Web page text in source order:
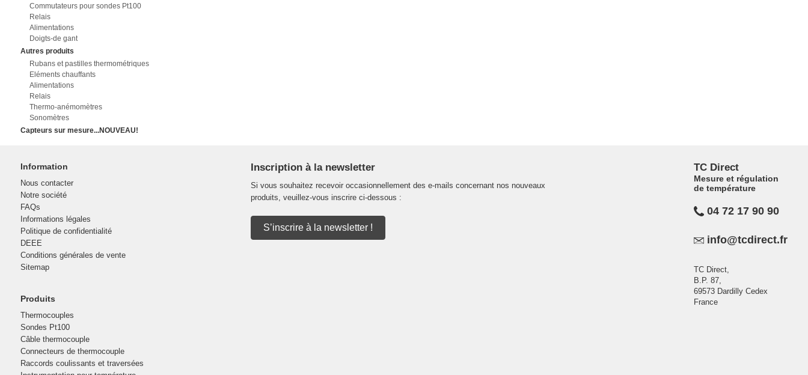
Commutateurs pour sondes Pt100
Relais
Alimentations
Doigts-de gant
Autres produits
Rubans et pastilles thermométriques
Eléments chauffants
Alimentations
Relais
Thermo-anémomètres
Sonomètres
Capteurs sur mesure...NOUVEAU!
Information
Nous contacter
Notre société
FAQs
Informations légales
Politique de confidentialité
DEEE
Conditions générales de vente
Sitemap
Produits
Thermocouples
Sondes Pt100
Câble thermocouple
Connecteurs de thermocouple
Raccords coulissants et traversées
Inscription à la newsletter
Si vous souhaitez recevoir occasionnellement des e-mails concernant nos nouveaux
produits, veuillez-vous inscrire ci-dessous :
S’inscrire à la newsletter !
TC Direct
Mesure et régulation
de température
04 72 17 90 90
info@tcdirect.fr
TC Direct,
B.P. 87,
69573 Dardilly Cedex
France